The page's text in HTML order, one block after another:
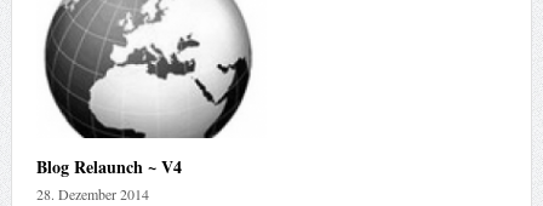
Blog Relaunch ~ V4
28. Dezember 2014